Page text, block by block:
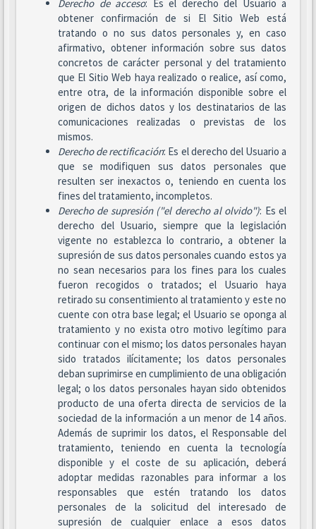
Derecho de acceso: Es el derecho del Usuario a
obtener confirmación de si El Sitio Web está
tratando o no sus datos personales y, en caso
afirmativo, obtener información sobre sus datos
concretos de carácter personal y del tratamiento
que El Sitio Web haya realizado o realice, así como,
entre otra, de la información disponible sobre el
origen de dichos datos y los destinatarios de las
comunicaciones realizadas o previstas de los
mismos.
Derecho de rectificación: Es el derecho del Usuario a
que se modifiquen sus datos personales que
resulten ser inexactos o, teniendo en cuenta los
fines del tratamiento, incompletos.
Derecho de supresión ("el derecho al olvido"): Es el
derecho del Usuario, siempre que la legislación
vigente no establezca lo contrario, a obtener la
supresión de sus datos personales cuando estos ya
no sean necesarios para los fines para los cuales
fueron recogidos o tratados; el Usuario haya
retirado su consentimiento al tratamiento y este no
cuente con otra base legal; el Usuario se oponga al
tratamiento y no exista otro motivo legítimo para
continuar con el mismo; los datos personales hayan
sido tratados ilícitamente; los datos personales
deban suprimirse en cumplimiento de una obligación
legal; o los datos personales hayan sido obtenidos
producto de una oferta directa de servicios de la
sociedad de la información a un menor de 14 años.
Además de suprimir los datos, el Responsable del
tratamiento, teniendo en cuenta la tecnología
disponible y el coste de su aplicación, deberá
adoptar medidas razonables para informar a los
responsables que estén tratando los datos
personales de la solicitud del interesado de
supresión de cualquier enlace a esos datos